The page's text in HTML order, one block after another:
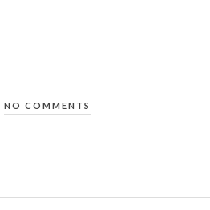
NO COMMENTS